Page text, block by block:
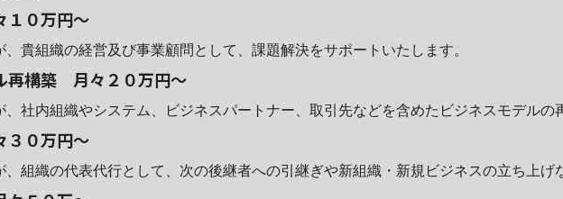
０万円～
貴組織の経営及び事業顧問として、課題解決をサポートいたします。
再構築 月々２０万円～
社内組織やシステム、ビジネスパートナー、取引先などを含めたビジネスモデルの
０万円～
組織の代表代行として、次の後継者への引継ぎや新組織・新規ビジネスの立ち上げ